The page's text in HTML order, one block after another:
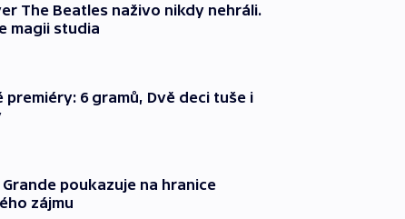
The Beatles naživo nikdy nehráli.
magii studia
premiéry: 6 gramů, Dvě deci tuše i
Grande poukazuje na hranice
zájmu